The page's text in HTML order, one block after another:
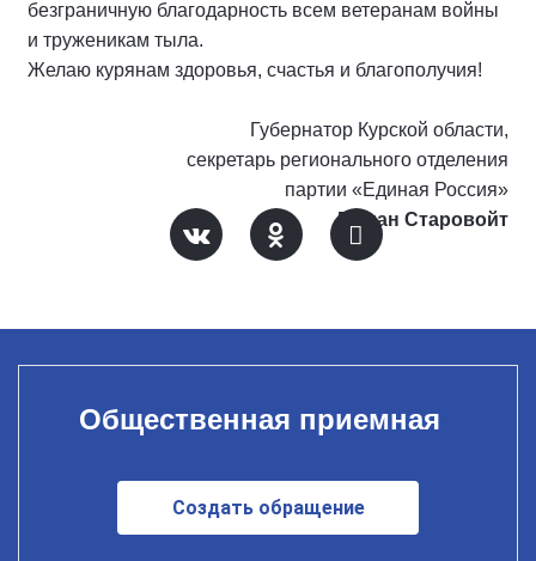
безграничную благодарность всем ветеранам войны
и труженикам тыла.
Желаю курянам здоровья, счастья и благополучия!
Губернатор Курской области,
секретарь регионального отделения
партии «Единая Россия»
Роман Старовойт
Общественная приемная
Создать обращение